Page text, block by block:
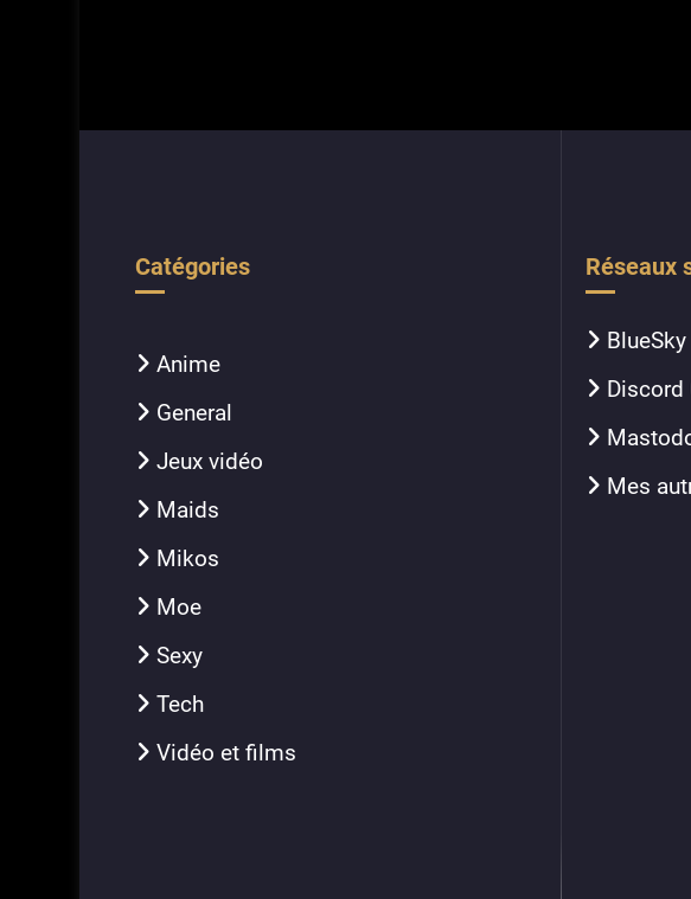
Catégories
Anime
General
Jeux vidéo
Maids
Mikos
Moe
Sexy
Tech
Vidéo et films
Réseaux
BlueSky
Discord
Mes